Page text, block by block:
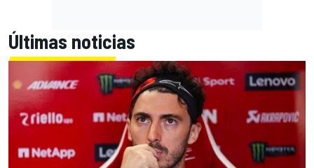
Últimas noticias